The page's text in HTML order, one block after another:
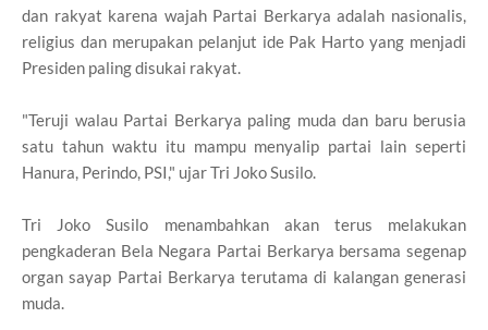
dan rakyat karena wajah Partai Berkarya adalah nasionalis,
religius dan merupakan pelanjut ide Pak Harto yang menjadi
Presiden paling disukai rakyat.
"Teruji walau Partai Berkarya paling muda dan baru berusia
satu tahun waktu itu mampu menyalip partai lain seperti
Hanura, Perindo, PSI," ujar Tri Joko Susilo.
Tri Joko Susilo menambahkan akan terus melakukan
pengkaderan Bela Negara Partai Berkarya bersama segenap
organ sayap Partai Berkarya terutama di kalangan generasi
muda.